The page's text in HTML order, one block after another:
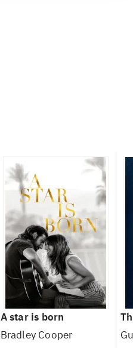
A star is born
Bradley Cooper